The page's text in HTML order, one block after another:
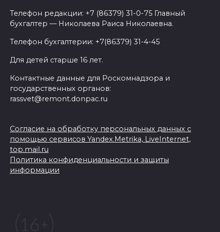
Телефон редакции: +7 (86379) 31-0-75 Главный
бухгалтер — Николаева Раиса Николаевна.
Телефон бухгалтерии: +7(86379) 31-4-45
Для детей старше 16 лет.
Контактные данные для Роскомнадзора и
государственных органов:
rassvet@remont.donpac.ru
Согласие на обработку персональных данных с
помощью сервисов Yandex.Metrika, LiveInternet,
top.mail.ru
Политика конфиденциальности и защиты
информации